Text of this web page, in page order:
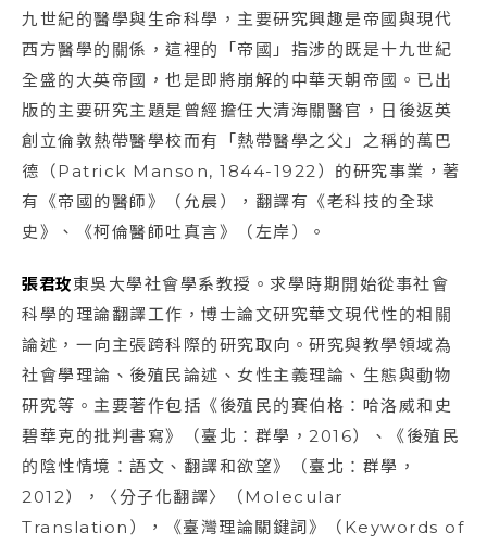
九世紀的醫學與生命科學，主要研究興趣是帝國與現代
西方醫學的關係，這裡的「帝國」指涉的既是十九世紀
全盛的大英帝國，也是即將崩解的中華天朝帝國。已出
版的主要研究主題是曾經擔任大清海關醫官，日後返英
創立倫敦熱帶醫學校而有「熱帶醫學之父」之稱的萬巴
德（Patrick Manson, 1844-1922）的研究事業，著
有《帝國的醫師》（允晨），翻譯有《老科技的全球
史》、《柯倫醫師吐真言》（左岸）。
張君玫東吳大學社會學系教授。求學時期開始從事社會
科學的理論翻譯工作，博士論文研究華文現代性的相關
論述，一向主張跨科際的研究取向。研究與教學領域為
社會學理論、後殖民論述、女性主義理論、生態與動物
研究等。主要著作包括《後殖民的賽伯格：哈洛威和史
碧華克的批判書寫》（臺北：群學，2016）、《後殖民
的陰性情境：語文、翻譯和欲望》（臺北：群學，
2012），〈分子化翻譯〉（Molecular
Translation），《臺灣理論關鍵詞》（Keywords of